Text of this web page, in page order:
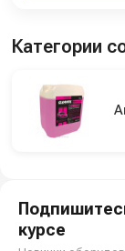
Категории
курсе